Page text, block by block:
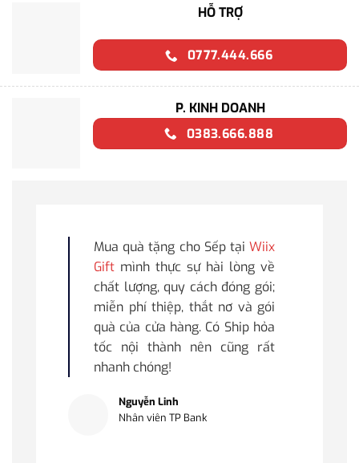
HỖ TRỢ
0777.444.666
P. KINH DOANH
0383.666.888
Mua quà tặng cho Sếp tại Wiix
Gift mình thực sự hài lòng về
chất lượng, quy cách đóng gói;
miễn phí thiệp, thắt nơ và gói
quà của cửa hàng. Có Ship hỏa
tốc nội thành nên cũng rất
nhanh chóng!
Nguyễn Linh
Nhân viên TP Bank